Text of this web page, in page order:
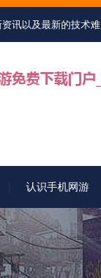
讯以及最新的技术
认识手机网游